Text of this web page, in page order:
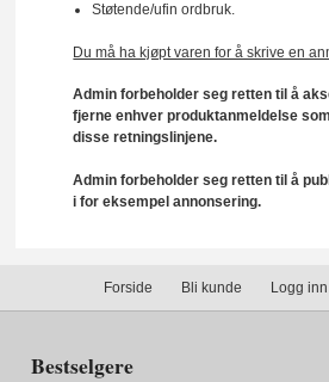
Støtende/ufin ordbruk.
Du må ha kjøpt varen for å skrive en
Admin forbeholder seg retten til å
fjerne enhver produktanmeldelse
disse retningslinjene.
Admin forbeholder seg retten til å
i for eksempel annonsering.
Forside Bli kunde Logg inn
Bestselgere